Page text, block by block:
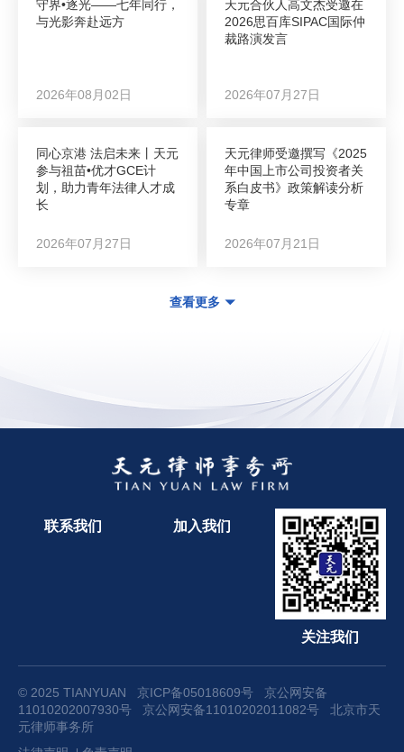
守界•逐光——七年同行，
与光影奔赴远方
2026年08月02日
天元合伙人高文杰受邀在
2026思百库SIPAC国际仲
裁路演发言
2026年07月27日
同心京港 法启未来丨天元
参与祖苗•优才GCE计
划，助力青年法律人才成
长
2026年07月27日
天元律师受邀撰写《2025
年中国上市公司投资者关
系白皮书》政策解读分析
专章
2026年07月21日
查看更多
联系我们 加入我们
关注我们
© 2025 TIANYUAN 京ICP备05018609号
京公网安备
11010202007930号
京公网安备11010202011082号 北京市天
元律师事务所